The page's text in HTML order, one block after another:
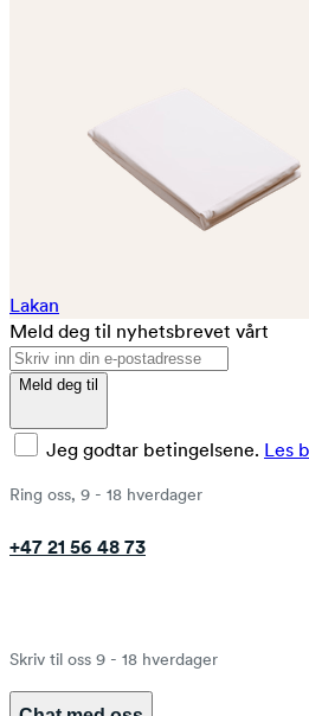
Lakan
Meld deg til nyhetsbrevet vårt
Meld deg til
Jeg godtar betingelsene. Les
Ring oss, 9 - 18 hverdager
+47 21 56 48 73
Skriv til oss 9 - 18 hverdager